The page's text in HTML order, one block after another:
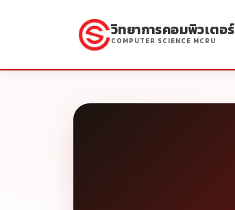
วิทยาการคอมพิวเตอร์
COMPUTER SCIENCE MCRU